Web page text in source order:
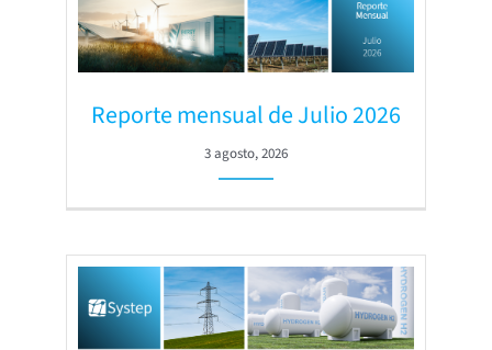
Reporte mensual de Julio 2026
3 agosto, 2026